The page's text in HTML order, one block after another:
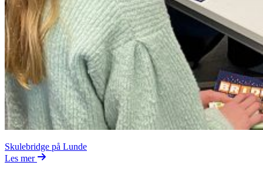
Skulebridge på Lunde
Les mer